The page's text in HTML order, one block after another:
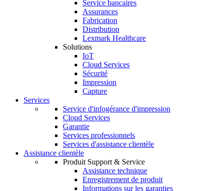
Service bancaires
Assurances
Fabrication
Distribution
Lexmark Healthcare
Solutions
IoT
Cloud Services
Sécurité
Impression
Capture
Services
Service d'infogérance d'impression
Cloud Services
Garantie
Services professionnels
Services d'assistance clientèle
Assistance clientèle
Produit Support & Service
Assistance technique
Enregistrement de produit
Informations sur les garanties